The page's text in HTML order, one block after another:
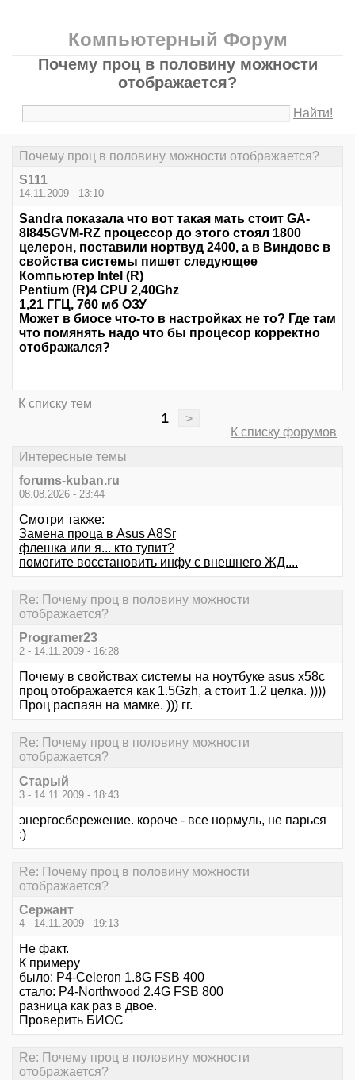
Компьютерный Форум
Почему проц в половину можности
отображается?
Найти!
Почему проц в половину можности отображается?
S111
14.11.2009 - 13:10
Sandra показала что вот такая мать стоит GA-
8I845GVM-RZ процессор до этого стоял 1800
целерон, поставили нортвуд 2400, а в Виндовс в
свойства системы пишет следующее
Коmпьютер Intel (R)
Pentium (R)4 CPU 2,40Ghz
1,21 ГГЦ, 760 мб ОЗУ
Может в биосе что-то в настройках не то? Где там
что помянять надо что бы процесор корректно
отображался?
К списку тем
1
>
К списку форумов
Интересные темы
forums-kuban.ru
08.08.2026 - 23:44
Смотри также:
Замена проца в Asus A8Sr
флешка или я... кто тупит?
помогите восстановить инфу с внешнего ЖД....
Re: Почему проц в половину можности
отображается?
Programer23
2 - 14.11.2009 - 16:28
Почему в свойствах системы на ноутбуке asus x58c
проц отображается как 1.5Gzh, а стоит 1.2 целка. ))))
Проц распаян на мамке. ))) гг.
Re: Почему проц в половину можности
отображается?
Старый
3 - 14.11.2009 - 18:43
энергосбережение. короче - все нормуль, не парься
:)
Re: Почему проц в половину можности
отображается?
Сержант
4 - 14.11.2009 - 19:13
Не факт.
К примеру
было: P4-Celeron 1.8G FSB 400
стало: P4-Northwood 2.4G FSB 800
разница как раз в двое.
Проверить БИОС
Re: Почему проц в половину можности
отображается?